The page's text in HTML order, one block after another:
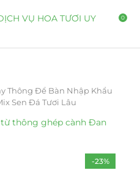
0
Thông Để Bàn Nhập Khẩu
Sen Đá Tươi Lâu
-23%